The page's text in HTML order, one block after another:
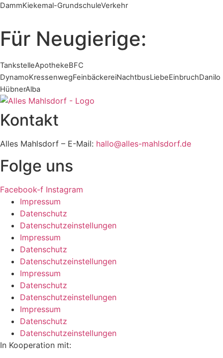
DammKiekemal-GrundschuleVerkehr
Für Neugierige:
TankstelleApothekeBFC
DynamoKressenwegFeinbäckereiNachtbusLiebeEinbruchDanilo
HübnerAlba
Kontakt
Alles Mahlsdorf – E-Mail: hallo@alles-mahlsdorf.de
Folge uns
Facebook-f Instagram
Impressum
Datenschutz
Datenschutzeinstellungen
Impressum
Datenschutz
Datenschutzeinstellungen
Impressum
Datenschutz
Datenschutzeinstellungen
Impressum
Datenschutz
Datenschutzeinstellungen
In Kooperation mit: